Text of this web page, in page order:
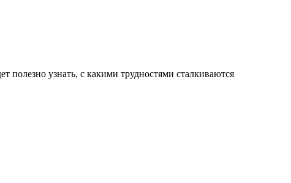
полезно узнать, с какими трудностями сталкиваются